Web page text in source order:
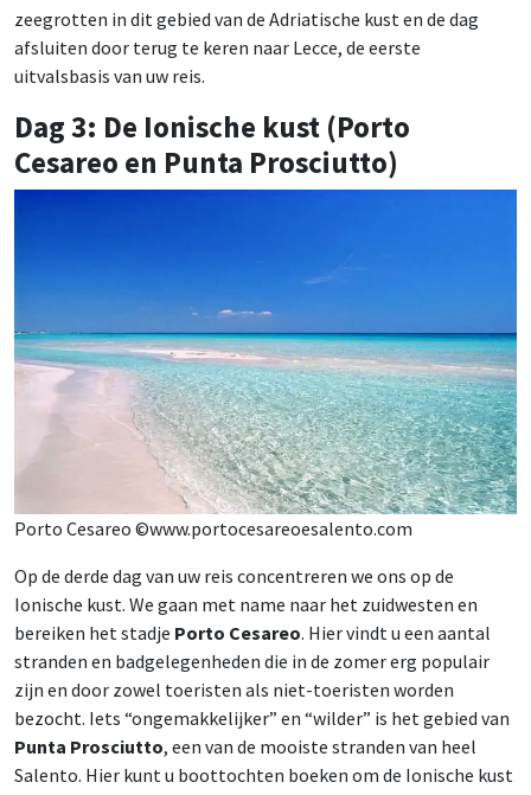
zeegrotten in dit gebied van de Adriatische kust en de dag
afsluiten door terug te keren naar Lecce, de eerste
uitvalsbasis van uw reis.
Dag 3: De Ionische kust (Porto
Cesareo en Punta Prosciutto)
Porto Cesareo ©www.portocesareoesalento.com
Op de derde dag van uw reis concentreren we ons op de
Ionische kust. We gaan met name naar het zuidwesten en
bereiken het stadje Porto Cesareo. Hier vindt u een aantal
stranden en badgelegenheden die in de zomer erg populair
zijn en door zowel toeristen als niet-toeristen worden
bezocht. Iets “ongemakkelijker” en “wilder” is het gebied van
Punta Prosciutto, een van de mooiste stranden van heel
Salento. Hier kunt u boottochten boeken om de Ionische kust